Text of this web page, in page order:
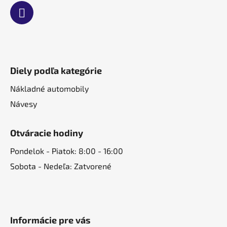
Diely podľa kategórie
Nákladné automobily
Návesy
Otváracie hodiny
Pondelok - Piatok: 8:00 - 16:00
Sobota - Nedeľa: Zatvorené
Informácie pre vás